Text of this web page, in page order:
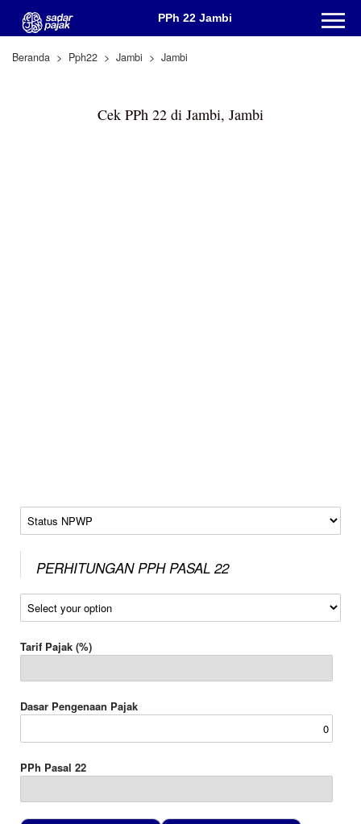
PPh 22 Jambi
Beranda Pph22 Jambi Jambi
Cek PPh 22 di Jambi, Jambi
Status NPWP
PERHITUNGAN PPH PASAL 22
Jenis Pajak
Tarif Pajak (%)
Dasar Pengenaan Pajak
PPh Pasal 22